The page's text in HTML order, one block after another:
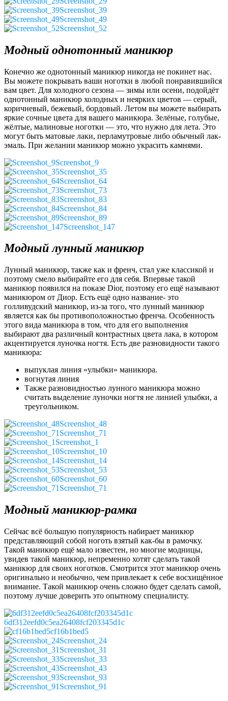
Screenshot_39
Screenshot_49
Screenshot_52
Модный однотонный маникюр
Конечно же однотонный маникюр никогда не покинет нас.
Вы можете покрывать ваши ноготки в любой понравившийся
вам цвет. Для холодного сезона — зимы или осени, подойдёт
однотонный маникюр холодных и неярких цветов — серый,
коричневый, бежевый, бордовый. Летом вы можете выбирать
яркие сочные цвета для вашего маникюра. Зелёные, голубые,
жёлтые, малиновые ноготки — это, что нужно для лета. Это
могут быть матовые лаки, перламутровые либо обычный лак-
эмаль. При желании маникюр можно украсить камнями.
Screenshot_9
Screenshot_35
Screenshot_64
Screenshot_73
Screenshot_83
Screenshot_84
Screenshot_89
Screenshot_147
Модный лунный маникюр
Лунный маникюр, также как и френч, стал уже классикой и
поэтому смело выбирайте его для себя. Впервые такой
маникюр появился на показе Dior, поэтому его ещё называют
маникюром от Диор. Есть ещё одно название- это
голливудский маникюр, из-за того, что лунный маникюр
является как бы противоположностью френча. Особенность
этого вида маникюра в том, что для его выполнения
выбирают два различный контрастных цвета лака, в котором
акцентируется луночка ногтя. Есть две разновидности такого
маникюра:
выпуклая линия «улыбки» маникюра.
вогнутая линия
Также разновидностью лунного маникюра можно
считать выделение луночки ногтя не линией улыбки, а
треугольником.
Screenshot_48
Screenshot_71
Screenshot_1
Screenshot_10
Screenshot_14
Screenshot_53
Screenshot_60
Screenshot_71
Модный маникюр-рамка
Сейчас всё большую популярность набирает маникюр
представляющий собой ноготь взятый как-бы в рамочку.
Такой маникюр ещё мало известен, но многие модницы,
увидев такой маникюр, непременно хотят сделать такой
маникюр для своих ноготков. Смотрится этот маникюр очень
оригинально и необычно, чем привлекает к себе восхищённое
внимание. Такой маникюр очень сложно будет сделать самой,
поэтому лучше доверить это опытному специалисту.
6df312eefd0c5ea26408fcf203345d1c
cf16b1bed5
Screenshot_24
Screenshot_31
Screenshot_33
Screenshot_43
Screenshot_93
Screenshot_91